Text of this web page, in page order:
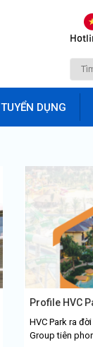
TUYỂN DỤNG
Profile HVC
HVC Park ra
Group tiên